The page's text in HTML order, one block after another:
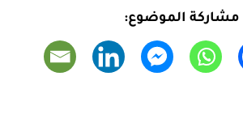
مشاركة الموضوع: